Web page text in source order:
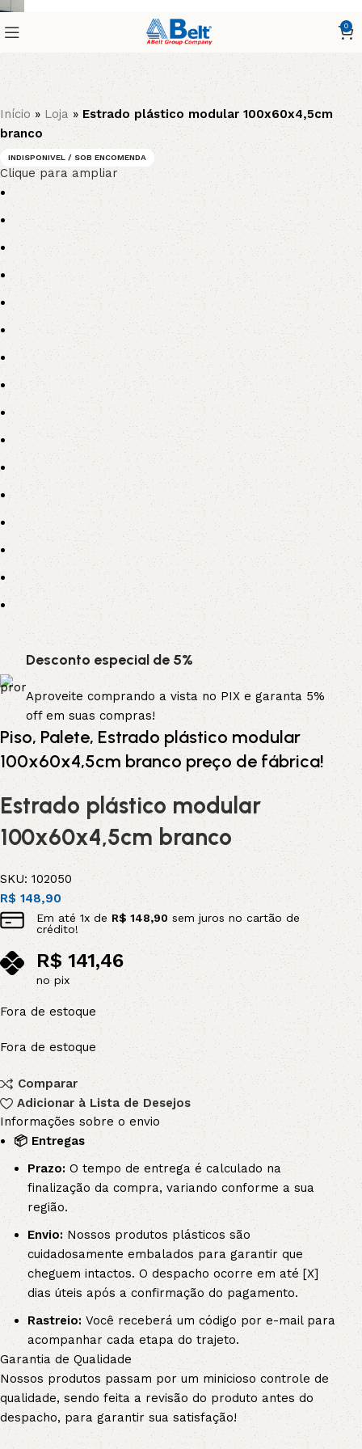
0
Início»Loja» Estrado plástico modular 100x60x4,5cm
branco
INDISPONIVEL / SOB ENCOMENDA
Clique para ampliar
Desconto especial de 5%
Aproveite comprando a vista no PIX e garanta 5%
off em suas compras!
Piso, Palete, Estrado plástico modular
100x60x4,5cm branco preço de fábrica!
Estrado plástico modular
100x60x4,5cm branco
SKU:102050
R$ 148,90
Em até1x deR$ 148,90 sem juros no cartão de
crédito!
R$141,46
no pix
Fora de estoque
Fora de estoque
Comparar
Adicionar à Lista de Desejos
Informações sobre o envio
📦 Entregas
Prazo: O tempo de entrega é calculado na
finalização da compra, variando conforme a sua
região.
Envio: Nossos produtos plásticos são
cuidadosamente embalados para garantir que
cheguem intactos. O despacho ocorre em até [X]
dias úteis após a confirmação do pagamento.
Rastreio: Você receberá um código por e-mail para
acompanhar cada etapa do trajeto.
Garantia de Qualidade
Nossos produtos passam por um minicioso controle de
qualidade, sendo feita a revisão do produto antes do
despacho, para garantir sua satisfação!